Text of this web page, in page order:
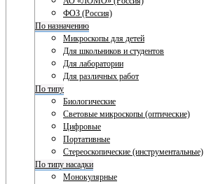
ФОЗ (Россия)
По назначению
Микроскопы для детей
Для школьников и студентов
Для лаборатории
Для различных работ
По типу
Биологические
Световые микроскопы (оптические)
Цифровые
Портативные
Стереоскопические (инструментальные)
По типу насадки
Монокулярные